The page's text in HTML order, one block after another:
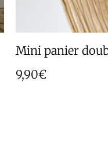
Mini panier
9,90€